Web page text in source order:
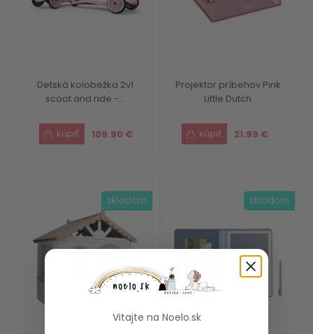
Detská kolobežka 2v1
scoot and ride -...
109.90 €
Projektor príbehov Pink
Little Dutch
21.99 €
skladom skladom
Vitajte na Noelo.sk